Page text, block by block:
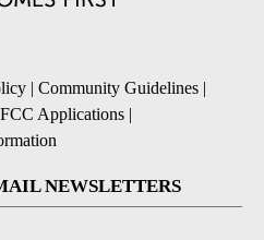
| Community Guidelines |
FCC Applications |
NEWSLETTERS